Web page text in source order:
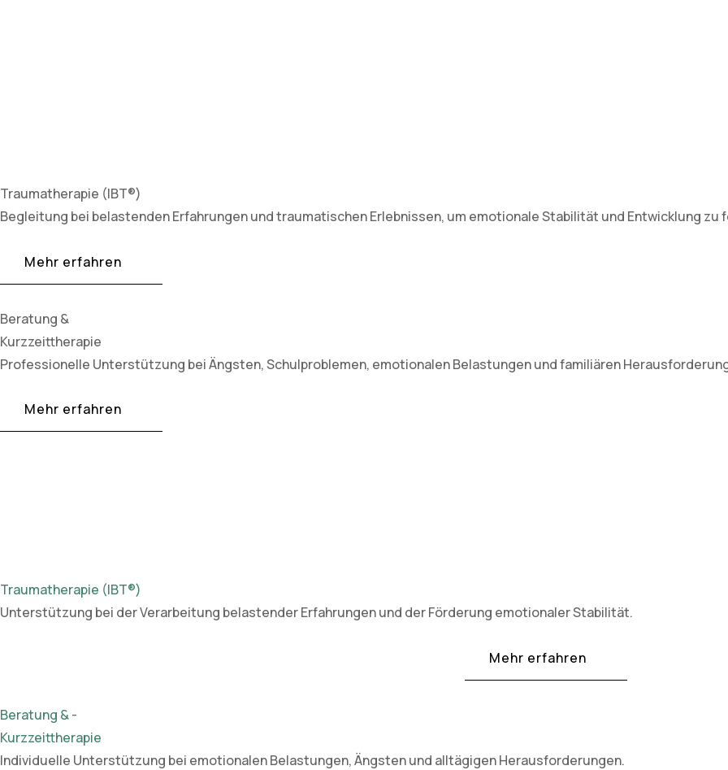
Traumatherapie (IBT®)
Begleitung bei belastenden Erfahrungen und traumatischen Erlebnissen, um emotionale Stabilität und Entwicklung zu
Mehr erfahren
Beratung &
Kurzzeittherapie
Professionelle Unterstützung bei Ängsten, Schulproblemen, emotionalen Belastungen und familiären
Mehr erfahren
Traumatherapie (IBT®)
Unterstützung bei der Verarbeitung belastender Erfahrungen und der Förderung emotionaler Stabilität.
Mehr erfahren
Beratung & -
Kurzzeittherapie
Individuelle Unterstützung bei emotionalen Belastungen, Ängsten und alltägigen Herausforderungen.